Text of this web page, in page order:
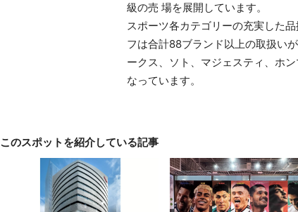
級の売 場を展開しています。
スポーツ各カテゴリーの充実した
フは合計88ブランド以上の取扱い
ークス、ソト、マジェスティ、ホ
なっています。
このスポットを紹介している記事